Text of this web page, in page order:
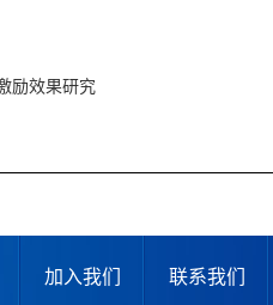
励效果研究
加入我们 联系我们